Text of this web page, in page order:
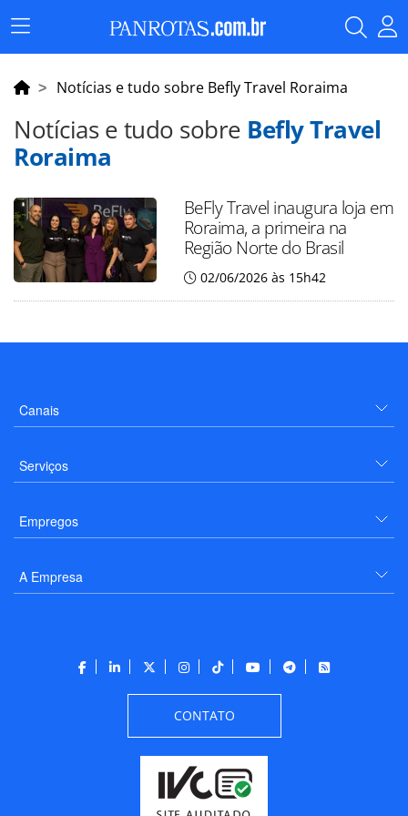
Menu
Principal
Notícias e tudo sobre Befly Travel Roraima
Notícias e tudo sobre Befly Travel
Roraima
BeFly Travel inaugura loja em
Roraima, a primeira na
Região Norte do Brasil
02/06/2026 às 15h42
Canais
Serviços
Empregos
A Empresa
CONTATO